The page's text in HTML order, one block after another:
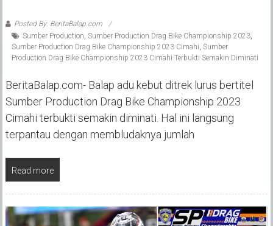
Posted By: BeritaBalap.com
Sumber Production, Sumber Production Drag Bike Championship 2023,
Sumber Production Drag Bike Championship 2023 Cimahi, Sumber
Production Drag Bike Championship 2023 Cimahi Terbukti Semakin Diminati
BeritaBalap.com- Balap adu kebut ditrek lurus bertitel
Sumber Production Drag Bike Championship 2023
Cimahi terbukti semakin diminati. Hal ini langsung
terpantau dengan membludaknya jumlah
Read more